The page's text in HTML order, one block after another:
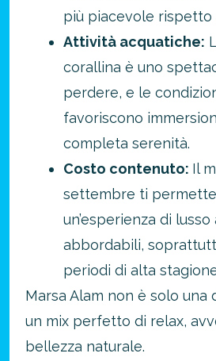
più piacevole rispetto
Attività acquatiche:
corallina è uno
perdere, e le
favoriscono
completa serenità.
Costo contenuto: Il
settembre ti
un’esperienza di lusso
abbordabili,
periodi di alta
Marsa Alam non è solo una
un mix perfetto di relax,
bellezza naturale.